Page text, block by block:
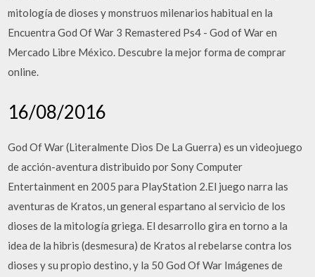
mitología de dioses y monstruos milenarios habitual en la
Encuentra God Of War 3 Remastered Ps4 - God of War en
Mercado Libre México. Descubre la mejor forma de comprar
online.
16/08/2016
God Of War (Literalmente Dios De La Guerra) es un videojuego
de acción-aventura distribuido por Sony Computer
Entertainment en 2005 para PlayStation 2.El juego narra las
aventuras de Kratos, un general espartano al servicio de los
dioses de la mitología griega. El desarrollo gira en torno a la
idea de la hibris (desmesura) de Kratos al rebelarse contra los
dioses y su propio destino, y la 50 God Of War Imágenes de